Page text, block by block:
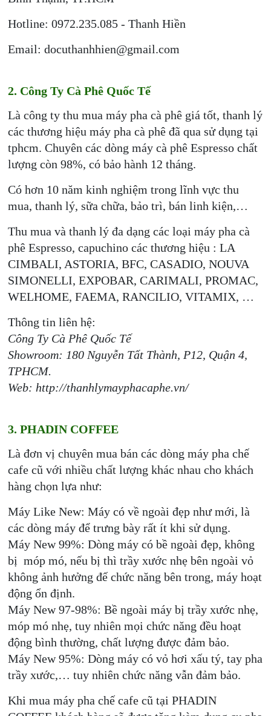
Hotline: 0972.235.085 - Thanh Hiền
Email: docuthanhhien@gmail.com
2. Công Ty Cà Phê Quốc Tế
Là công ty thu mua máy pha cà phê giá tốt, thanh lý
các thương hiệu máy pha cà phê đã qua sử dụng tại
tphcm. Chuyên các dòng máy cà phê Espresso chất
lượng còn 98%, có bảo hành 12 tháng.
Có hơn 10 năm kinh nghiệm trong lĩnh vực thu
mua, thanh lý, sữa chữa, bảo trì, bán linh kiện,…
Thu mua và thanh lý đa dạng các loại máy pha cà
phê Espresso, capuchino các thương hiệu : LA
CIMBALI, ASTORIA, BFC, CASADIO, NOUVA
SIMONELLI, EXPOBAR, CARIMALI, PROMAC,
WELHOME, FAEMA, RANCILIO, VITAMIX, …
Thông tin liên hệ:
Công Ty Cà Phê Quốc Tế
Showroom: 180 Nguyễn Tất Thành, P12, Quận 4,
TPHCM.
Web: http://thanhlymayphacaphe.vn/
3. PHADIN COFFEE
Là đơn vị chuyên mua bán các dòng máy pha chế
cafe cũ với nhiều chất lượng khác nhau cho khách
hàng chọn lựa như:
Máy Like New: Máy có về ngoài đẹp như mới, là
các dòng máy để trưng bày rất ít khi sử dụng.
Máy New 99%: Dòng máy có bề ngoài đẹp, không
bị móp mó, nếu bị thì trầy xước nhẹ bên ngoài vỏ
không ảnh hưởng đế chức năng bên trong, máy hoạt
động ổn định.
Máy New 97-98%: Bề ngoài máy bị trầy xước nhẹ,
móp mó nhẹ, tuy nhiên mọi chức năng đều hoạt
động bình thường, chất lượng được đảm bảo.
Máy New 95%: Dòng máy có vỏ hơi xấu tý, tay pha
trầy xước,… tuy nhiên chức năng vẫn đảm bảo.
Khi mua máy pha chế cafe cũ tại PHADIN